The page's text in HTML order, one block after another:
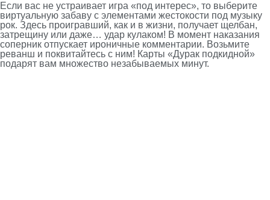
Если вас не устраивает игра «под интерес», то выберите
виртуальную забаву с элементами жестокости под музыку
рок. Здесь проигравший, как и в жизни, получает щелбан,
затрещину или даже… удар кулаком! В момент наказания
соперник отпускает ироничные комментарии. Возьмите
реванш и поквитайтесь с ним! Карты «Дурак подкидной»
подарят вам множество незабываемых минут.